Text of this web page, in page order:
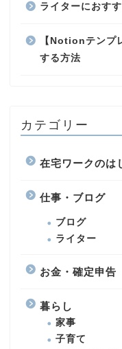
ライターにおす
【Notionテンプ
する方法
カテゴリー
在宅ワークのは
仕事・ブログ
ブログ
ライター
お金・確定申告
暮らし
家事
子育て